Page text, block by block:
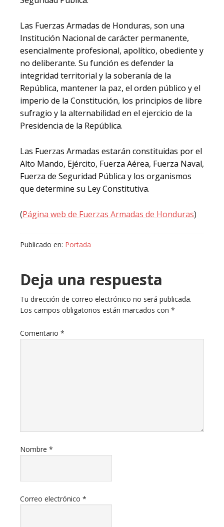
Las Fuerzas Armadas de Honduras, son una
Institución Nacional de carácter permanente,
esencialmente profesional, apolítico, obediente y
no deliberante. Su función es defender la
integridad territorial y la soberanía de la
República, mantener la paz, el orden público y el
imperio de la Constitución, los principios de libre
sufragio y la alternabilidad en el ejercicio de la
Presidencia de la República.
Las Fuerzas Armadas estarán constituidas por el
Alto Mando, Ejército, Fuerza Aérea, Fuerza Naval,
Fuerza de Seguridad Pública y los organismos
que determine su Ley Constitutiva.
(Página web de Fuerzas Armadas de Honduras)
Publicado en: Portada
Deja una respuesta
Tu dirección de correo electrónico no será publicada.
Los campos obligatorios están marcados con *
Comentario *
Nombre *
Correo electrónico *